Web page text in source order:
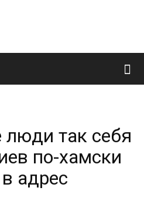
Французский
и
так себя
по-хамски
адрес